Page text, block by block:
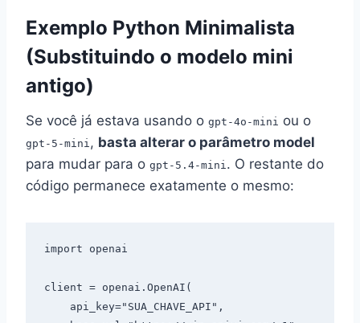
Exemplo Python Minimalista
(Substituindo o modelo mini
antigo)
Se você já estava usando o gpt-4o-mini ou o
gpt-5-mini , basta alterar o parâmetro model
para mudar para o gpt-5.4-mini . O restante do
código permanece exatamente o mesmo:
import openai
client = openai.OpenAI(